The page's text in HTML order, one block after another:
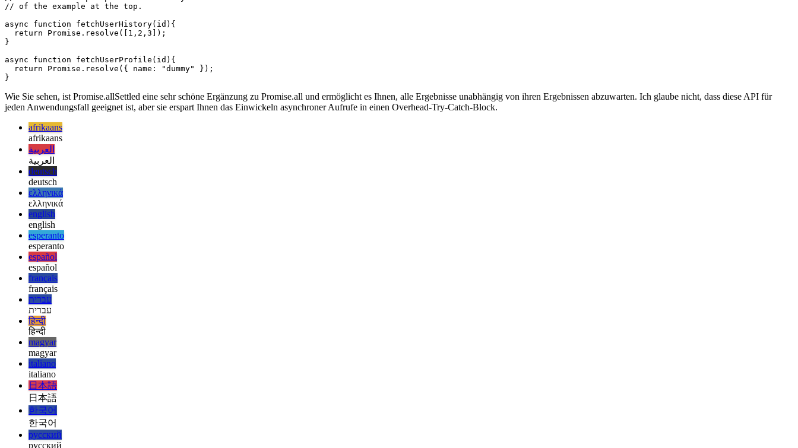
// The following functions are just mocks
// of the example at the top.
async function fetchUserHistory(id){
}
async function fetchUserProfile(id){
Wie Sie sehen, ist Promise.allSettled eine sehr schöne Ergänzung zu Promise.all und ermöglicht es Ihnen, alle Ergebnisse unabhängig von ihren Ergebnissen abzuwarten. Ich glaube nicht, dass diese API für
jeden Anwendungsfall geeignet ist, aber sie erspart Ihnen das Einwickeln asynchroner Aufrufe in einen Overhead-Try-Catch-Block.
afrikaans
afrikaans
العربية
العربية
deutsch
deutsch
ελληνικά
ελληνικά
english
english
esperanto
esperanto
español
español
français
français
עברית
עברית
हिन्दी
हिन्दी
magyar
magyar
italiano
italiano
日本語
日本語
한국어
한국어